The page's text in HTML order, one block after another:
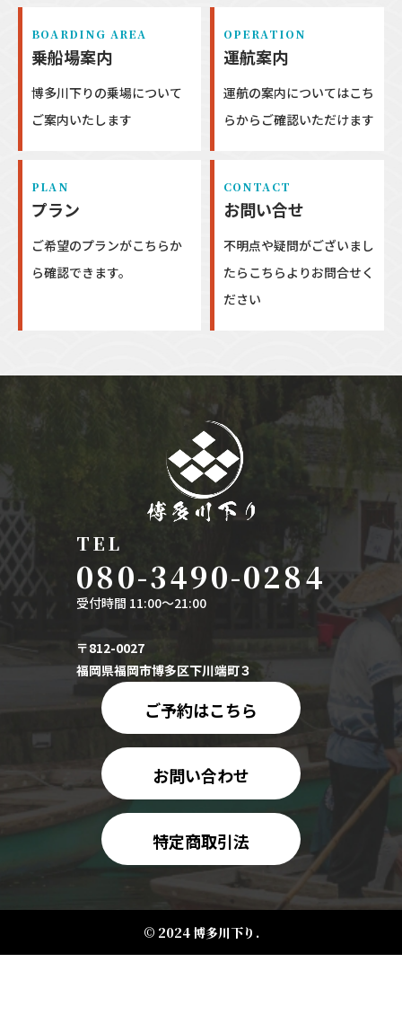
BOARDING AREA
乗船場案内
博多川下りの乗場について
ご案内いたします
OPERATION
運航案内
運航の案内についてはこち
らからご確認いただけます
PLAN
プラン
ご希望のプランがこちらか
ら確認できます。
CONTACT
お問い合せ
不明点や疑問がございまし
たらこちらよりお問合せく
ださい
TEL
080-3490-0284
受付時間 11:00〜21:00
〒812-0027
福岡県福岡市博多区下川端町３
ご予約はこちら
お問い合わせ
特定商取引法
© 2024 博多川下り.